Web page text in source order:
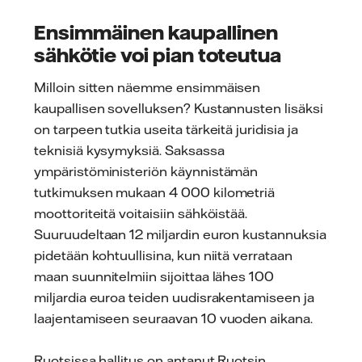
Ensimmäinen kaupallinen
sähkötie voi pian toteutua
Milloin sitten näemme ensimmäisen
kaupallisen sovelluksen? Kustannusten lisäksi
on tarpeen tutkia useita tärkeitä juridisia ja
teknisiä kysymyksiä. Saksassa
ympäristöministeriön käynnistämän
tutkimuksen mukaan 4 000 kilometriä
moottoriteitä voitaisiin sähköistää.
Suuruudeltaan 12 miljardin euron kustannuksia
pidetään kohtuullisina, kun niitä verrataan
maan suunnitelmiin sijoittaa lähes 100
miljardia euroa teiden uudisrakentamiseen ja
laajentamiseen seuraavan 10 vuoden aikana.